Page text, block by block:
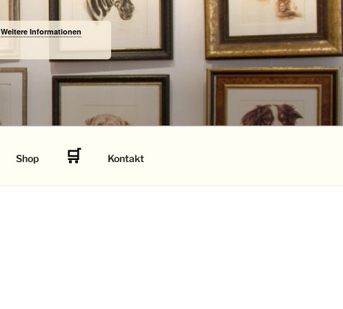
Shop 🛒 Kontakt
Weitere Informationen